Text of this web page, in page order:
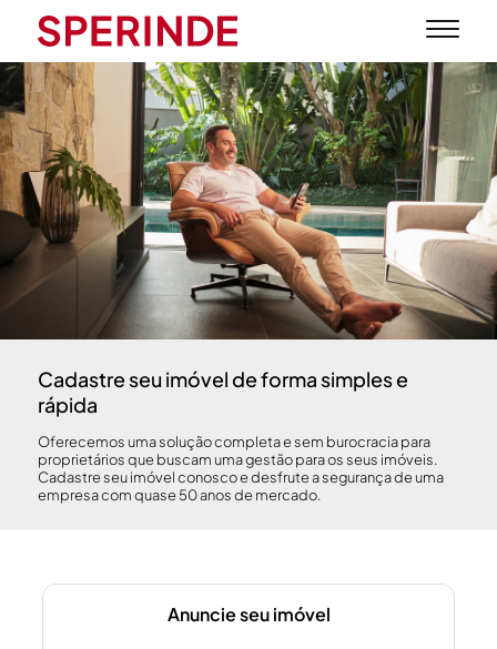
Cadastre seu imóvel de forma simples e
rápida
Oferecemos uma solução completa e sem burocracia para
proprietários que buscam uma gestão para os seus imóveis.
Cadastre seu imóvel conosco e desfrute a segurança de uma
empresa com quase 50 anos de mercado.
Anuncie seu imóvel